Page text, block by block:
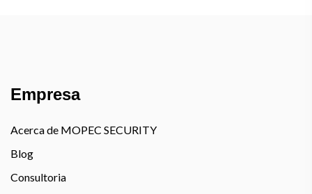
Empresa
Acerca de MOPEC SECURITY
Blog
Consultoria